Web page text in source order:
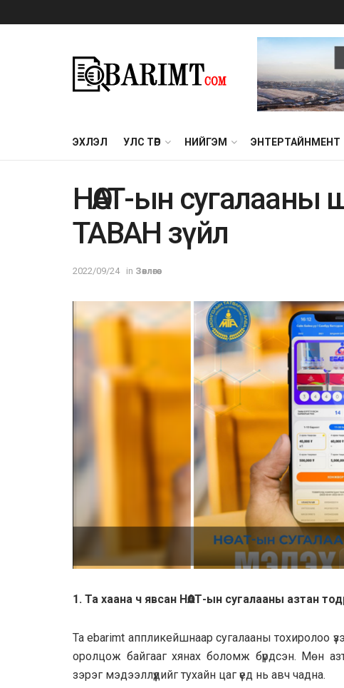
ЭХЛЭЛ УЛС ТӨР НИЙГЭМ ЭНТЕРТАЙНМЕНТ
НӨАТ-ын сугалааны
ТАВАН зүйл
2022/09/24 in Зөвлөгөө
1. Та хаана ч явсан НӨАТ-ын сугалааны азтан
Та ebarimt аппликейшнаар сугалааны тохиролоо
оролцож байгааг хянах боломж бүрдсэн. Мөн
зэрэг мэдээллүүдийг тухайн цаг үед нь авч чадна.